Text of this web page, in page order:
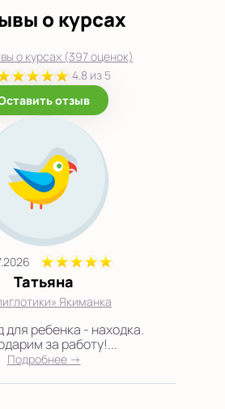
о курсах
о курсах (397 оценок)
4.8 из 5
отзыв
Татьяна
Якиманка
ребенка - находка.
за работу!...
Подробнее →